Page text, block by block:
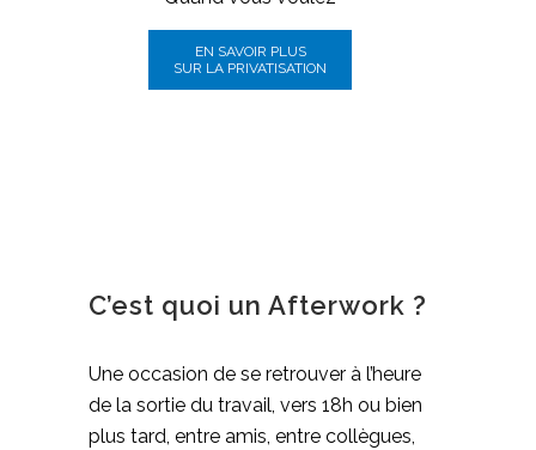
EN SAVOIR PLUS
SUR LA PRIVATISATION
C’est quoi un Afterwork ?
Une occasion de se retrouver à l’heure
de la sortie du travail, vers 18h ou bien
plus tard, entre amis, entre collègues,